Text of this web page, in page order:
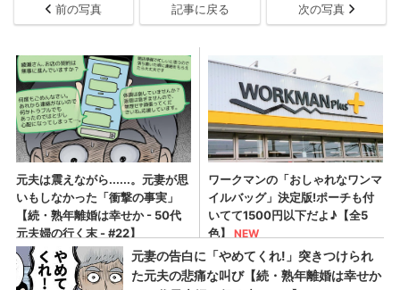
前の写真 記事に戻る 次の写真